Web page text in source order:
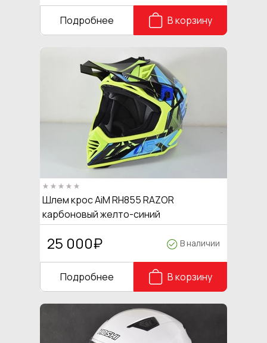
Подробнее В корзину
Шлем крос AiM RH855 RAZOR
карбоновый желто-синий
25 000₽ В наличии
Подробнее В корзину